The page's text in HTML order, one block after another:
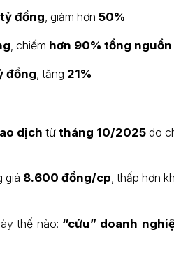
đồng, giảm hơn 50%
, chiếm hơn 90% tổng nguồn
đồng, tăng 21%
dịch từ tháng 10/2025do
giá 8.600 đồng/cp, thấp hơn
thế nào: “cứu” doanh